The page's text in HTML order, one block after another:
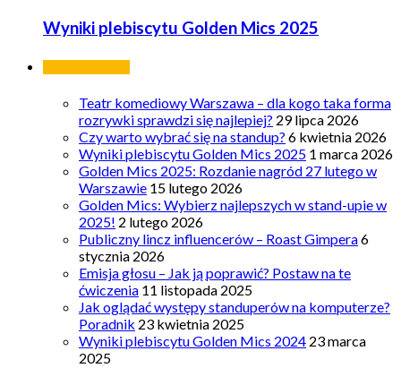
Wyniki plebiscytu Golden Mics 2025
Teatr komediowy Warszawa – dla kogo taka forma
rozrywki sprawdzi się najlepiej? 29 lipca 2026
Czy warto wybrać się na standup? 6 kwietnia 2026
Wyniki plebiscytu Golden Mics 2025 1 marca 2026
Golden Mics 2025: Rozdanie nagród 27 lutego w
Warszawie 15 lutego 2026
Golden Mics: Wybierz najlepszych w stand-upie w
2025! 2 lutego 2026
Publiczny lincz influencerów – Roast Gimpera6
stycznia 2026
Emisja głosu – Jak ją poprawić? Postaw na te
ćwiczenia 11 listopada 2025
Jak oglądać występy standuperów na komputerze?
Poradnik 23 kwietnia 2025
Wyniki plebiscytu Golden Mics 2024 23 marca
2025